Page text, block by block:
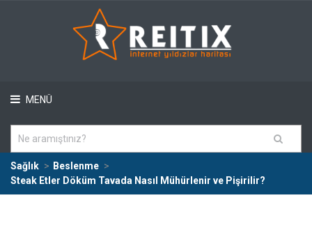
MENÜ
Sağlık
Beslenme
Steak Etler Döküm Tavada Nasıl Mühürlenir ve Pişirilir?